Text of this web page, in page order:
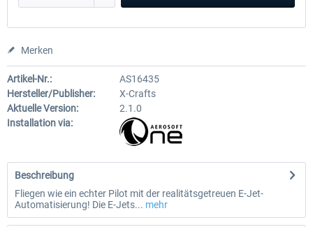
Merken
Artikel-Nr.:
AS16435
Hersteller/Publisher:
X-Crafts
Aktuelle Version:
2.1.0
Installation via:
Beschreibung
Fliegen wie ein echter Pilot mit der realitätsgetreuen E-Jet-
Automatisierung! Die E-Jets... mehr